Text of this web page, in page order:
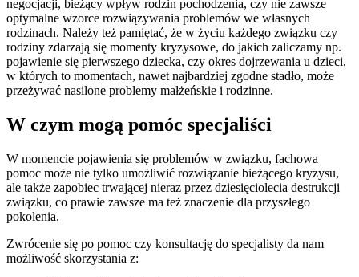
negocjacji, bieżący wpływ rodzin pochodzenia, czy nie zawsze
optymalne wzorce rozwiązywania problemów we własnych
rodzinach. Należy też pamiętać, że w życiu każdego związku czy
rodziny zdarzają się momenty kryzysowe, do jakich zaliczamy np.
pojawienie się pierwszego dziecka, czy okres dojrzewania u dzieci,
w których to momentach, nawet najbardziej zgodne stadło, może
przeżywać nasilone problemy małżeńskie i rodzinne.
W czym mogą pomóc specjaliści
W momencie pojawienia się problemów w związku, fachowa
pomoc może nie tylko umożliwić rozwiązanie bieżącego kryzysu,
ale także zapobiec trwającej nieraz przez dziesięciolecia destrukcji
związku, co prawie zawsze ma też znaczenie dla przyszłego
pokolenia.
Zwrócenie się po pomoc czy konsultację do specjalisty da nam
możliwość skorzystania z: